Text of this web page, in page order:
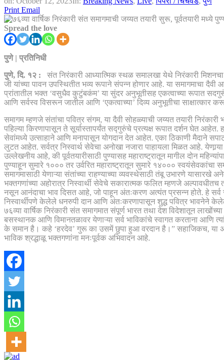
Print Email
Spread the love
पुणे | प्रतिनिधी
पुणे, दि. १२ :
संत निरंकारी आध्यात्मिक स्थळ समालखा येथे निरंकारी मिशनचा
जी यांच्या पावन उपस्थितीत भव्य रूपाने संपन्न होणार आहे. या समागमाचा
प्रांतातील भक्त ‘वसुधैव कुटुंबकंम’ या सुंदर अनुभूतीसह एकत्वाच्या रूपात
आणि सर्वस्व विसरून जातील आणि ‘एकत्वाच्या’ दिव्य अनुभूतीचा साक्षात्कार
समागम म्हणजे संतांचा पवित्र संगम, या दैवी सोहळ्याची जय्यत तयारी
पहिल्या किरणापासून ते सूर्यास्तापर्यंत सद्गुरुंचे प्रत्यक्ष रूपात दर्शन घेत
सेवांमध्ये उत्साहाने आणि मनापासून योगदान देत आहेत. एका ठिकाणी मैदाने
लुटत आहेत. सर्वत्र निस्वार्थ सेवेचा अनोखा नजारा पाहायला मिळत आहे.
उल्लेखनीय आहे, की पूर्वतयारीसाठी पुण्यासह महाराष्ट्रातून मागील दोन
पुण्याहून सुमारे १००० तर उर्वरित महाराष्ट्रातून सुमारे १४००० स्वयंसेवकांचा
समागमासाठी येणाऱ्या संतांच्या राहण्याच्या व्यवस्थेसाठी तंबू उभारणे
भक्तगणांच्या अहोरात्र निस्वार्थी सेवेचे सकारात्मक फलित म्हणजे
नसून आनंदाचा भाव दिसत आहे, जो पाहून अंतःकरण अत्यंत प्रसन्न होते. हे सर्व
निस्वार्थीपणे केलेले धनरुपी दान आणि अंतःकरणापासून शुद्ध पवित्र भावनेने
७६व्या वार्षिक निरंकारी संत समागमात संपूर्ण भारत तथा देश विदेशातून
बसस्थानक आणि विमानतळावर येणाऱ्या सर्व भाविकांचे स्वागत करताना आणि
के समान है। कहे ‘हरदेव’ गुरू का उसमें छुपा हुआ वरदान है।” सहाजिकच, या
भाविक श्रद्धाळू भक्तगणांना मनःपूर्वक अभिवादन आहे.